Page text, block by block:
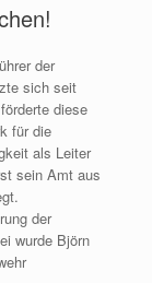
der
sich seit
diese
für die
als Leiter
sein Amt aus
der
wurde Björn